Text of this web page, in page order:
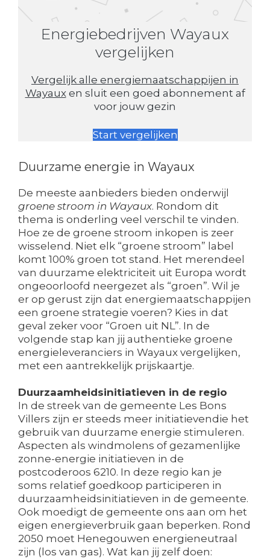
Energiebedrijven Wayaux
vergelijken
Vergelijk alle energiemaatschappijen in
Wayauxen sluit een goed abonnement af
voor jouw gezin
Start vergelijken
Duurzame energie in Wayaux
De meeste aanbieders bieden onderwijl
groene stroom in Wayaux. Rondom dit
thema is onderling veel verschil te vinden.
Hoe ze de groene stroom inkopen is zeer
wisselend. Niet elk “groene stroom” label
komt 100% groen tot stand. Het merendeel
van duurzame elektriciteit uit Europa wordt
ongeoorloofd neergezet als “groen”. Wil je
er op gerust zijn dat energiemaatschappijen
een groene strategie voeren? Kies in dat
geval zeker voor “Groen uit NL”. In de
volgende stap kan jij authentieke groene
energieleveranciers in Wayaux vergelijken,
met een aantrekkelijk prijskaartje.
Duurzaamheidsinitiatieven in de regio
In de streek van de gemeente Les Bons
Villers zijn er steeds meer initiatievendie het
gebruik van duurzame energie stimuleren.
Aspecten als windmolens of gezamenlijke
zonne-energie initiatieven in de
postcoderoos 6210. In deze regio kan je
soms relatief goedkoop participeren in
duurzaamheidsinitiatieven in de gemeente.
Ook moedigt de gemeente ons aan om het
eigen energieverbruik gaan beperken. Rond
2050 moet Henegouwen energieneutraal
zijn (los van gas). Wat kan jij zelf doen: